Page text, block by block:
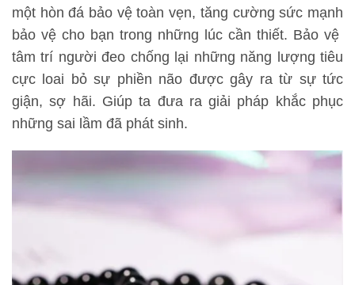
một hòn đá bảo vệ toàn vẹn, tăng cường sức mạnh
bảo vệ cho bạn trong những lúc cần thiết. Bảo vệ
tâm trí người đeo chống lại những năng lượng tiêu
cực loai bỏ sự phiền não được gây ra từ sự tức
giận, sợ hãi. Giúp ta đưa ra giải pháp khắc phục
những sai lầm đã phát sinh.